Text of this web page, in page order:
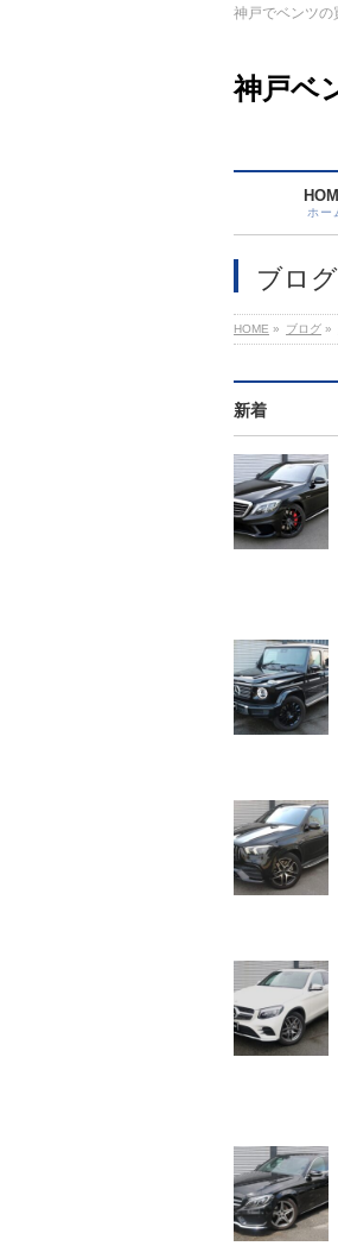
神戸でベンツの
神戸ベ
ホー
ブログ
HOME » ブログ »
新着